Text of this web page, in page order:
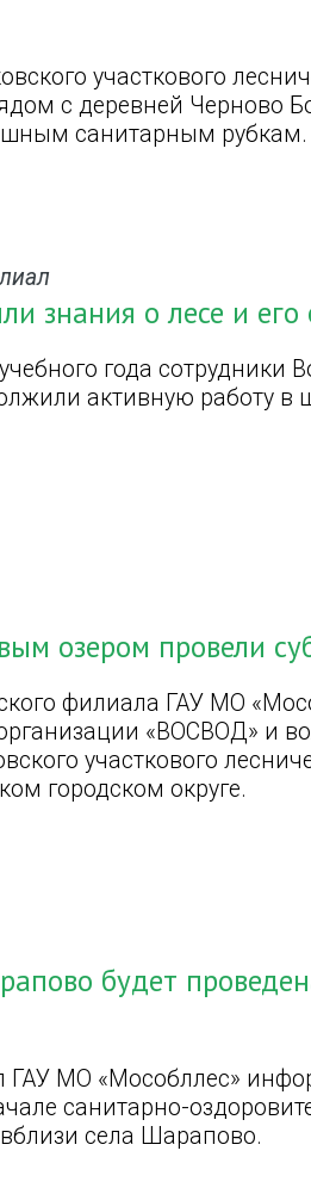
участкового
с деревней Черново
санитарным рубкам.
знания о лесе и его
года сотрудники
активную работу в
озером провели
филиала ГАУ МО
«ВОСВОД» и
участкового
городском округе.
будет
ГАУ МО «Мособллес»
санитарно-
села Шарапово.